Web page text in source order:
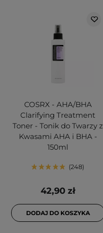
COSRX - AHA/BHA
Clarifying Treatment
Toner - Tonik do Twarzy z
Kwasami AHA i BHA -
150ml
248
42,90 zł
DODAJ DO KOSZYKA